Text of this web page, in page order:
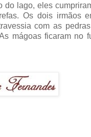
do lago, eles
Os dois irmãos
com as
mágoas ficaram no